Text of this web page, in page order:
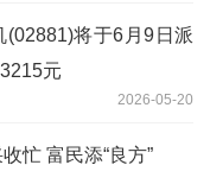
(02881)将于6月9日派
元
2026-05-20
忙 富民添“良方”